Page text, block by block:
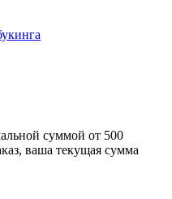
суммой от 500
ваша текущая сумма